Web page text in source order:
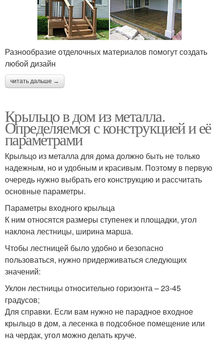
Разнообразие отделочных материалов помогут создать
любой дизайн
читать дальше →
Крыльцо в дом из металла.
Определяемся с конструкцией и её
параметрами
Крыльцо из металла для дома должно быть не только
надежным, но и удобным и красивым. Поэтому в первую
очередь нужно выбрать его конструкцию и рассчитать
основные параметры.
Параметры входного крыльца
К ним относятся размеры ступенек и площадки, угол
наклона лестницы, ширина марша.
Чтобы лестницей было удобно и безопасно
пользоваться, нужно придерживаться следующих
значений:
Уклон лестницы относительно горизонта – 23-45
градусов;
Для справки. Если вам нужно не парадное входное
крыльцо в дом, а лесенка в подсобное помещение или
на чердак, угол можно делать круче.